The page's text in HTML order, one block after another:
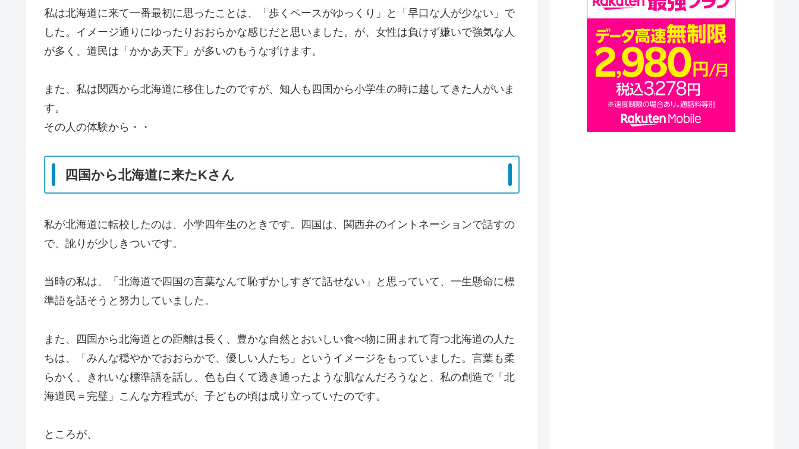
私は北海道に来て一番最初に思ったことは、「歩くペースがゆっくり」と「早口な人が少ない」で
した。イメージ通りにゆったりおおらかな感じだと思いました。が、女性は負けず嫌いで強気な人
が多く、道民は「かかあ天下」が多いのもうなずけます。
また、私は関西から北海道に移住したのですが、知人も四国から小学生の時に越してきた人がいま
す。
その人の体験から・・
四国から北海道に来たKさん
私が北海道に転校したのは、小学四年生のときです。四国は、関西弁のイントネーションで話すの
で、訛りが少しきついです。
当時の私は、「北海道で四国の言葉なんて恥ずかしすぎて話せない」と思っていて、一生懸命に標
準語を話そうと努力していました。
また、四国から北海道との距離は長く、豊かな自然とおいしい食べ物に囲まれて育つ北海道の人た
ちは、「みんな穏やかでおおらかで、優しい人たち」というイメージをもっていました。言葉も柔
らかく、きれいな標準語を話し、色も白くて透き通ったような肌なんだろうなと、私の創造で「北
海道民＝完璧」こんな方程式が、子どもの頃は成り立っていたのです。
ところが、